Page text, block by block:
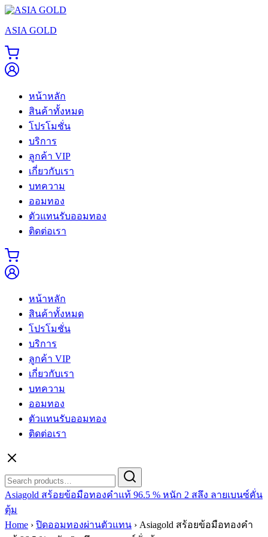
Skip
content
ASIA GOLD
หน้าหลัก
สินค้าทั้งหมด
โปรโมชั่น
บริการ
ลูกค้า VIP
เกี่ยวกับเรา
บทความ
ออมทอง
ตัวแทนรับออมทอง
ติดต่อเรา
หน้าหลัก
สินค้าทั้งหมด
โปรโมชั่น
บริการ
ลูกค้า VIP
เกี่ยวกับเรา
บทความ
ออมทอง
ตัวแทนรับออมทอง
ติดต่อเรา
for:
Asiagold สร้อยข้อมือทองคำแท้ 96.5 % หนัก 2 สลึง ลายเบนซ์คั่น
ตุ้ม
Home › ปิดออมทองผ่านตัวแทน › Asiagold สร้อยข้อมือทองคำ